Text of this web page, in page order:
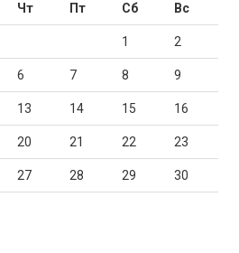
Чт Пт Сб Вс
1 2
6 7 8 9
13 14 15 16
20 21 22 23
27 28 29 30